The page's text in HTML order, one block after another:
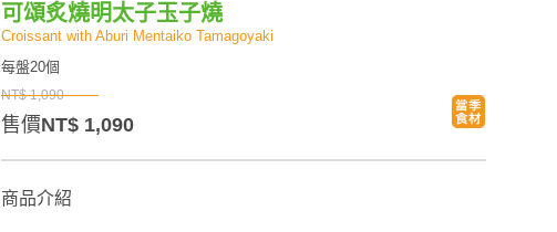
可頌炙燒明太子玉子燒
Croissant with Aburi Mentaiko Tamagoyaki
每盤20個
NT$ 1,090
售價NT$ 1,090
商品介紹